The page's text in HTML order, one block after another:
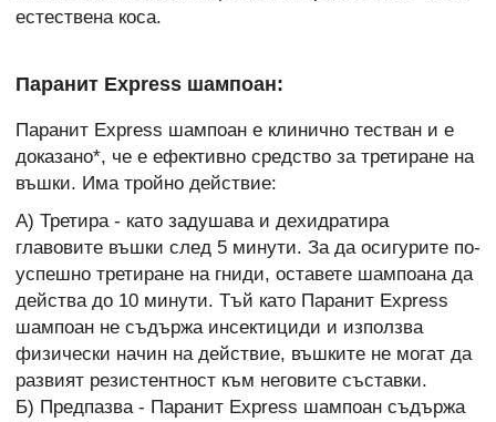
естествена коса.
Паранит Express шампоан:
Паранит Express шампоан е клинично тестван и е
доказано*, че е ефективно средство за третиране на
въшки. Има тройно действие:
А) Третира - като задушава и дехидратира
главовите въшки след 5 минути. За да осигурите по-
успешно третиране на гниди, оставете шампоана да
действа до 10 минути. Тъй като Паранит Express
шампоан не съдържа инсектициди и използва
физически начин на действие, въшките не могат да
развият резистентност към неговите съставки.
Б) Предпазва - Паранит Express шампоан съдържа